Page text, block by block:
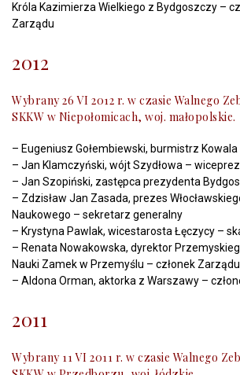
Króla Kazimierza Wielkiego z Bydgoszczy –
Zarządu
2012
Wybrany 26 VI 2012 r. w czasie Walnego
SKKW w Niepołomicach, woj. małopolskie.
– Eugeniusz Gołembiewski, burmistrz
– Jan Klamczyński, wójt Szydłowa –
– Jan Szopiński, zastępca prezydenta
– Zdzisław Jan Zasada, prezes
Naukowego – sekretarz generalny
– Krystyna Pawlak, wicestarosta Łęczycy –
– Renata Nowakowska, dyrektor
Nauki Zamek w Przemyślu – członek Zarządu
– Aldona Orman, aktorka z Warszawy –
2011
Wybrany 11 VI 2011 r. w czasie Walnego